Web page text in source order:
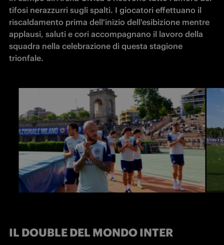
tifosi nerazzurri sugli spalti. I giocatori effettuano il
riscaldamento prima dell'inizio dell'esibizione mentre
applausi, saluti e cori accompagnano il lavoro della
squadra nella celebrazione di questa stagione
trionfale.
IL DOUBLE DEL MONDO INTER